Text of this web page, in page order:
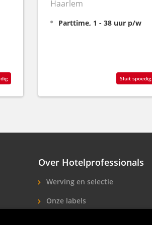
Haarlem
Parttime, 1 - 38 uur p/w
Sluit spoedig
Over Hotelprofessionals
Werving en selectie
Onze labels